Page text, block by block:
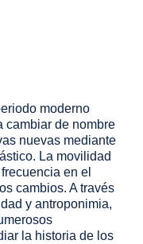
moderno
cambiar de nombre
nuevas mediante
La movilidad
en el
cambios. A través
y antroponimia,
la historia de los